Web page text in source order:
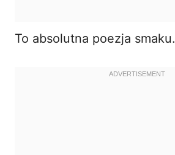
To absolutna poezja smaku.